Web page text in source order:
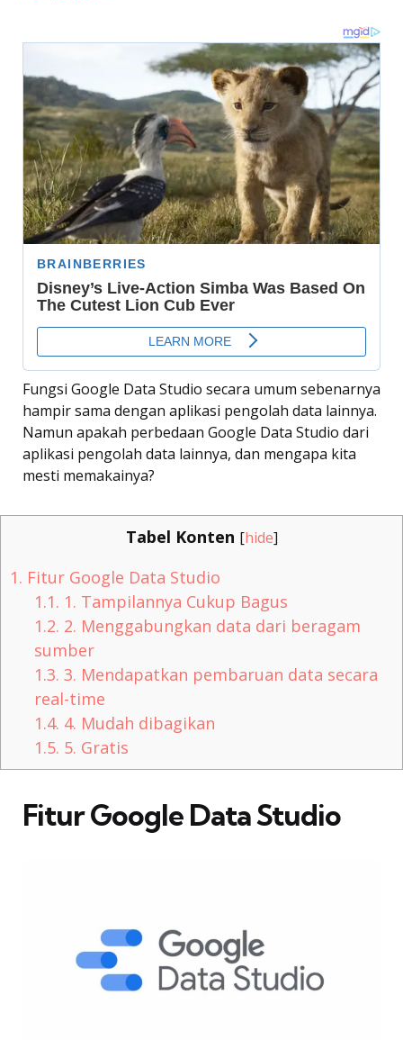
Fungsi Google Data Studio secara umum sebenarnya
hampir sama dengan aplikasi pengolah data lainnya.
Namun apakah perbedaan Google Data Studio dari
aplikasi pengolah data lainnya, dan mengapa kita
mesti memakainya?
Tabel Konten [hide]
1. Fitur Google Data Studio
1.1. 1. Tampilannya Cukup Bagus
1.2. 2. Menggabungkan data dari beragam
sumber
1.3. 3. Mendapatkan pembaruan data secara
real-time
1.4. 4. Mudah dibagikan
1.5. 5. Gratis
Fitur Google Data Studio